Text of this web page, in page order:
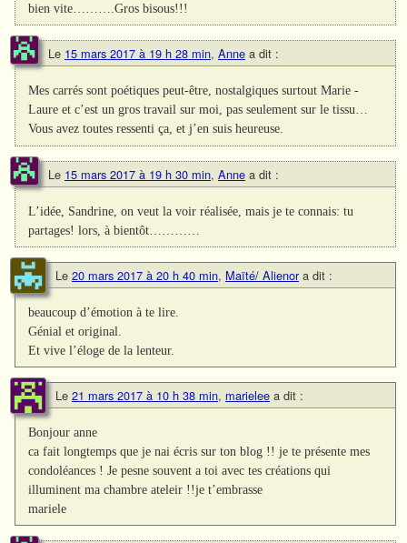
bien vite……….Gros bisous!!!
Le 15 mars 2017 à 19 h 28 min, Anne a dit :
Mes carrés sont poétiques peut-être, nostalgiques surtout Marie -
Laure et c’est un gros travail sur moi, pas seulement sur le tissu…
Vous avez toutes ressenti ça, et j’en suis heureuse.
Le 15 mars 2017 à 19 h 30 min, Anne a dit :
L’idée, Sandrine, on veut la voir réalisée, mais je te connais: tu
partages! lors, à bientôt…………
Le 20 mars 2017 à 20 h 40 min, Maïté/ Alienor a dit :
beaucoup d’émotion à te lire.
Génial et original.
Et vive l’éloge de la lenteur.
Le 21 mars 2017 à 10 h 38 min, marielee a dit :
Bonjour anne
ca fait longtemps que je nai écris sur ton blog !! je te présente mes
condoléances ! Je pesne souvent a toi avec tes créations qui
illuminent ma chambre ateleir !!je t’embrasse
mariele